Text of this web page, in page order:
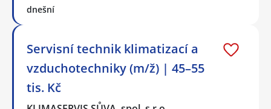
dnešní
Servisní technik klimatizací a
vzduchotechniky (m/ž) | 45–55
tis. Kč